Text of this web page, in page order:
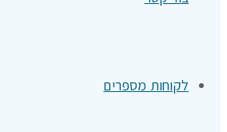
לקוחות מספרים